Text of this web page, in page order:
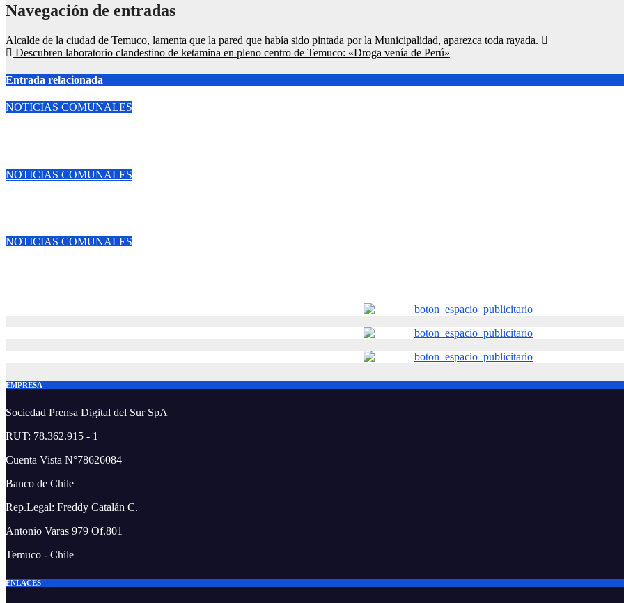
Navegación de entradas
Alcalde de la ciudad de Temuco, lamenta que la pared que había sido pintada por la Municipalidad, aparezca toda rayada.
Descubren laboratorio clandestino de ketamina en pleno centro de Temuco: «Droga venía de Perú»
Entrada relacionada
NOTICIAS COMUNALES
NOTICIAS COMUNALES
NOTICIAS COMUNALES
EMPRESA
Sociedad Prensa Digital del Sur SpA
RUT: 78.362.915 - 1
Cuenta Vista N°78626084
Banco de Chile
Rep.Legal: Freddy Catalán C.
Antonio Varas 979 Of.801
Temuco - Chile
ENLACES